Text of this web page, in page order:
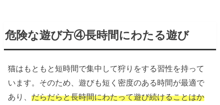
危険な遊び方④長時間にわたる遊び
猫はもともと短時間で集中して狩りをする習性を持って
います。そのため、遊びも短く密度のある時間が最適で
あり、だらだらと長時間にわたって遊び続けることはか